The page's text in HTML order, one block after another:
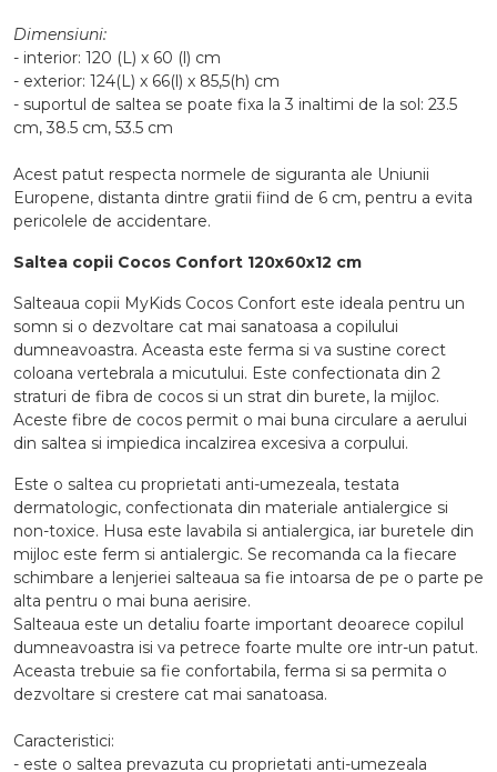
Dimensiuni:
- interior: 120 (L) x 60 (l) cm
- exterior: 124(L) x 66(l) x 85,5(h) cm
- suportul de saltea se poate fixa la 3 inaltimi de la sol: 23.5
cm, 38.5 cm, 53.5 cm
Acest patut respecta normele de siguranta ale Uniunii
Europene, distanta dintre gratii fiind de 6 cm, pentru a evita
pericolele de accidentare.
Saltea copii Cocos Confort 120x60x12 cm
Salteaua copii MyKids Cocos Confort este ideala pentru un
somn si o dezvoltare cat mai sanatoasa a copilului
dumneavoastra. Aceasta este ferma si va sustine corect
coloana vertebrala a micutului. Este confectionata din 2
straturi de fibra de cocos si un strat din burete, la mijloc.
Aceste fibre de cocos permit o mai buna circulare a aerului
din saltea si impiedica incalzirea excesiva a corpului.
Este o saltea cu proprietati anti-umezeala, testata
dermatologic, confectionata din materiale antialergice si
non-toxice. Husa este lavabila si antialergica, iar buretele din
mijloc este ferm si antialergic. Se recomanda ca la fiecare
schimbare a lenjeriei salteaua sa fie intoarsa de pe o parte pe
alta pentru o mai buna aerisire.
Salteaua este un detaliu foarte important deoarece copilul
dumneavoastra isi va petrece foarte multe ore intr-un patut.
Aceasta trebuie sa fie confortabila, ferma si sa permita o
dezvoltare si crestere cat mai sanatoasa.
Caracteristici:
- este o saltea prevazuta cu proprietati anti-umezeala